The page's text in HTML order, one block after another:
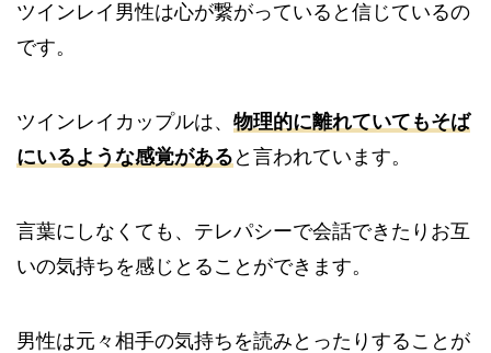
ツインレイ男性は心が繋がっていると信じているの
です。
ツインレイカップルは、 物理的に離れていてもそば
にいるような感覚がある と言われています。
言葉にしなくても、テレパシーで会話できたりお互
いの気持ちを感じとることができます。
男性は元々相手の気持ちを読みとったりすることが